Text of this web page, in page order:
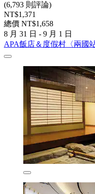
(6,793 則評論)
NT$1,371
總價 NT$1,658
8 月 31 日 - 9 月 1 日
APA飯店＆度假村〈兩國